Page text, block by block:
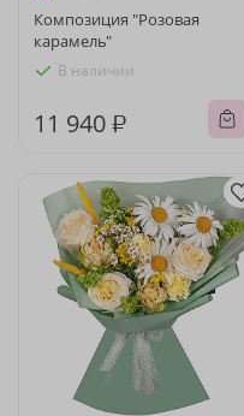
Композиция "Розовая
карамель"
В наличии
11 940 ₽